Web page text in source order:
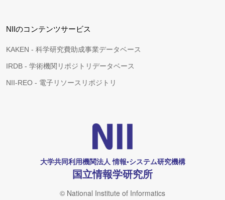
NIIのコンテンツサービス
KAKEN - 科学研究費助成事業データベース
IRDB - 学術機関リポジトリデータベース
NII-REO - 電子リソースリポジトリ
大学共同利用機関法人 情報•システム研究機構
国立情報学研究所
© National Institute of Informatics